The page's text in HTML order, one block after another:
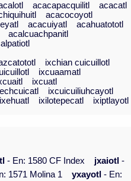
acacapacquilitl
acacatl
acacocoyotl
acacuiyatl
acahuatototl
acalcuachpanitl
ixchian cuicuillotl
ixcuaamatl
ixcuatl
ixcuicuiliuhcayotl
ixehuatl ixilotepecatl ixiptlayotl
- En: 1580 CF Index jxaiotl -
1571 Molina 1 yxayotl - En: